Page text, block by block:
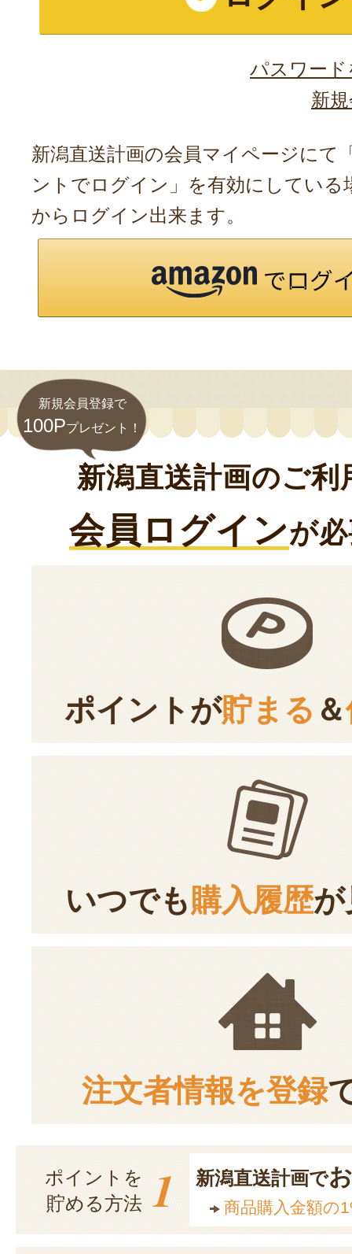
パスワー
新
新潟直送計画の会員マイページにて
ントでログイン」を有効にしている
からログイン出来ます。
新規会員登録で
100Pプレゼント！
新潟直送計画のご利
会員ログインが
ポイントが貯まる ＆
いつでも購入履歴が
注文者情報を登録
ポイントを
貯める方法 1 新潟直送計画で
商品購入金額の